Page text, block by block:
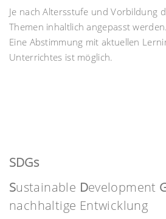
Je nach Altersstufe und Vorbildung
Themen inhaltlich angepasst werden.
Eine Abstimmung mit aktuellen
Unterrichtes ist möglich.
SDGs
Sustainable Development
nachhaltige Entwicklung